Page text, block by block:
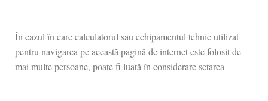
În cazul în care calculatorul sau echipamentul tehnic utilizat
pentru navigarea pe această pagină de internet este folosit de
mai multe persoane, poate fi luată în considerare setarea